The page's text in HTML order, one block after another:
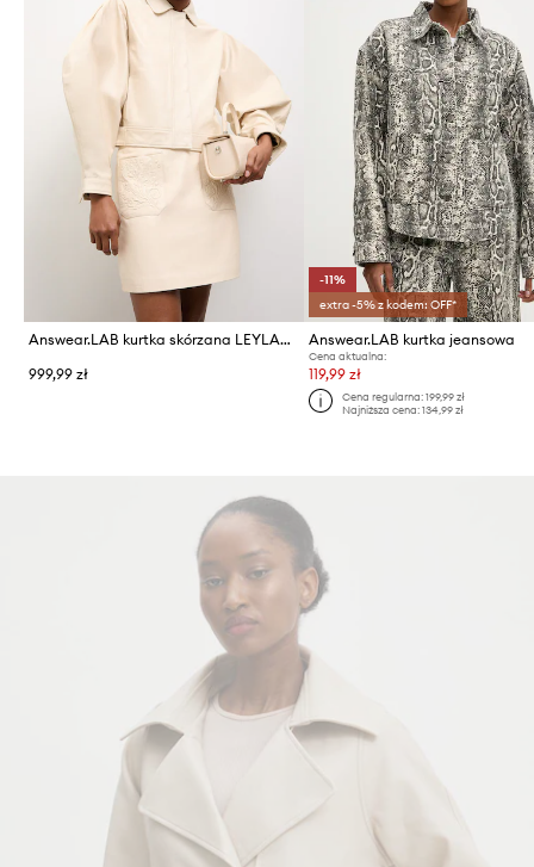
Answear.LAB kurtka skórzana LEYLANI z kolekcji Unscripted
999,99 zł
-11%
extra -5% z kodem: OFF*
Answear.LAB kurtka jeansowa
Cena aktualna:
119,99 zł
Cena regularna: 199,99 zł
Najniższa cena: 134,99 zł